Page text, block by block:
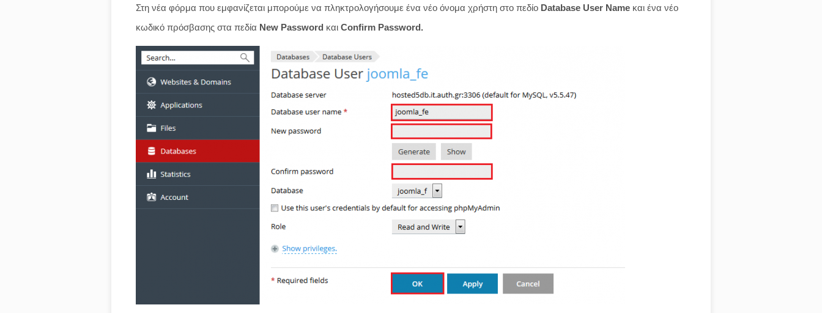
Στη νέα φόρμα που εμφανίζεται μπορούμε να πληκτρολογήσουμε ένα νέο όνομα χρήστη στο πεδίο Database User Name και ένα νέο
κωδικό πρόσβασης στα πεδία New Password και Confirm Password.